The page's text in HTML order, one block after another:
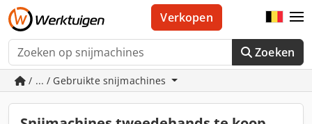
Zoeken
Verkopen
/ ... / Gebruikte snijmachines